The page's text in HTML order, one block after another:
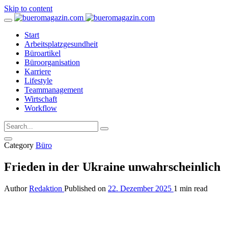
Skip to content
Start
Arbeitsplatzgesundheit
Büroartikel
Büroorganisation
Karriere
Lifestyle
Teammanagement
Wirtschaft
Workflow
Category Büro
Frieden in der Ukraine unwahrscheinlich
Author Redaktion Published on 22. Dezember 2025 1 min read